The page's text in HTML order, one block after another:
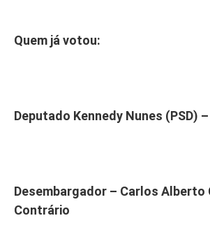
Quem já votou:
Deputado Kennedy Nunes (PSD)
Desembargador – Carlos Alberto
Contrário